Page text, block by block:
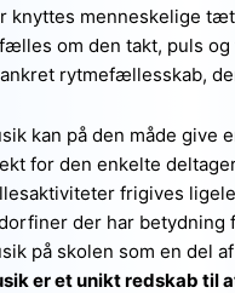
knyttes menneskelige
om den takt, puls
rytmefællesskab,
kan på den måde give
for den enkelte
frigives
der har betydning
på skolen som en del
er et unikt redskab til